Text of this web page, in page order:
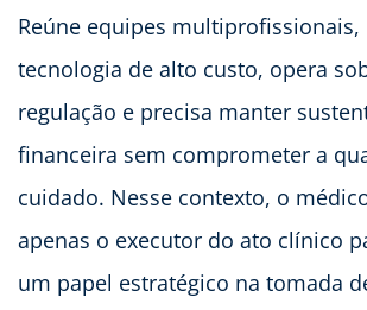
Reúne equipes
tecnologia de alto custo, opera
regulação e precisa manter
financeira sem comprometer a
cuidado. Nesse contexto, o
apenas o executor do ato clínico
um papel estratégico na tomada